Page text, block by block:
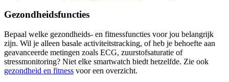
Gezondheidsfuncties
Bepaal welke gezondheids- en fitnessfuncties voor jou belangrijk
zijn. Wil je alleen basale activiteitstracking, of heb je behoefte aan
geavanceerde metingen zoals ECG, zuurstofsaturatie of
stressmonitoring? Niet elke smartwatch biedt hetzelfde. Zie ook
gezondheid en fitness voor een overzicht.